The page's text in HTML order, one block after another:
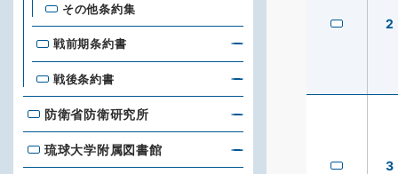
2
3
その他条約集
戦前期条約書
戦後条約書
防衛省防衛研究所
防衛省防衛研究所
琉球大学附属図書館
琉球大学附属図書館